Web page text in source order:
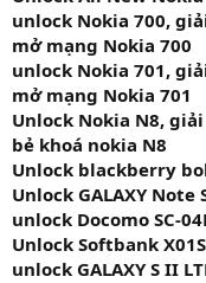
unlock Nokia 700,
mở mạng Nokia 700
unlock Nokia 701,
mở mạng Nokia 701
Unlock Nokia N8,
bẻ khoá nokia N8
Unlock blackberry
Unlock GALAXY Note
unlock Docomo SC-
Unlock Softbank
unlock GALAXY S II